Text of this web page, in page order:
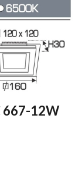
667-12W